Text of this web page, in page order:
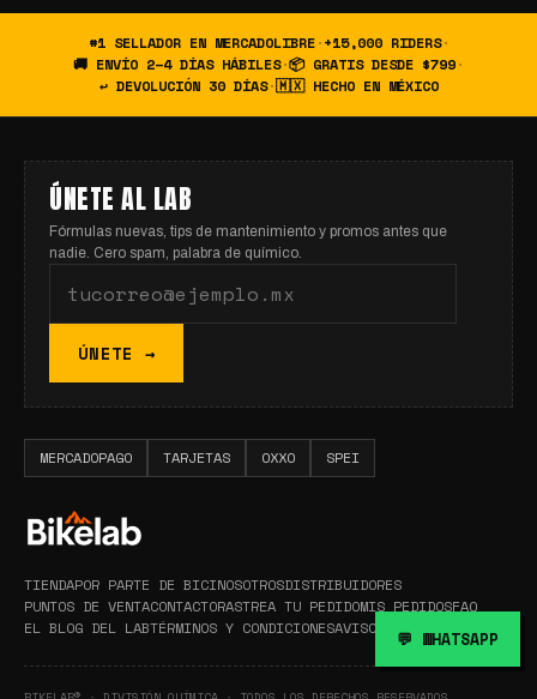
#1 SELLADOR EN MERCADOLIBRE·+15,000 RIDERS·
🚚 ENVÍO 2–4 DÍAS HÁBILES·📦 GRATIS DESDE $799·
↩ DEVOLUCIÓN 30 DÍAS·🇲🇽 HECHO EN MÉXICO
ÚNETE AL LAB
Fórmulas nuevas, tips de mantenimiento y promos antes que
nadie. Cero spam, palabra de químico.
ÚNETE →
MERCADOPAGO TARJETAS OXXO SPEI
TIENDAPOR PARTE DE BICINOSOTROSDISTRIBUIDORES
PUNTOS DE VENTACONTACTORASTREA TU PEDIDOMIS PEDIDOSFAQ
EL BLOG DEL LABTÉRMINOS Y CONDICIONESAVISO DE PRIVACIDAD
💬 WHATSAPP